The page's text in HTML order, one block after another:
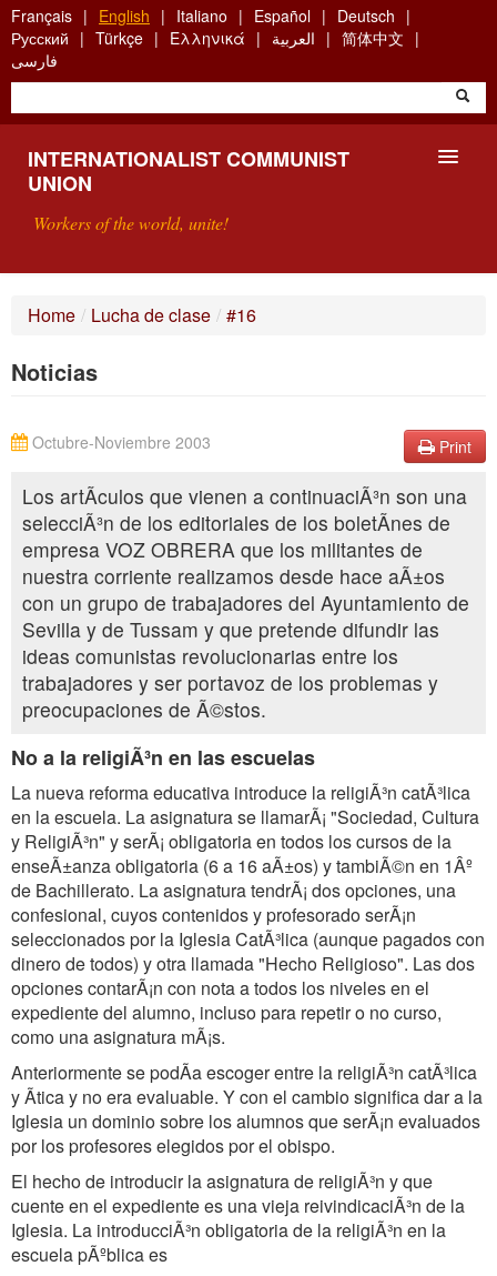
Skip
to
main
content
Français English Italiano Español
Deutsch
Русский
Türkçe Ελληνικά العربية
简体中文
فارسی
INTERNATIONALIST COMMUNIST
UNION
Workers of the world, unite!
CONTACT
Home / Lucha de clase / #16
Noticias
Print
Octubre-Noviembre 2003
Los artÃculos que vienen a continuaciÃ³n son una
selecciÃ³n de los editoriales de los boletÃnes de
empresa VOZ OBRERA que los militantes de
nuestra corriente realizamos desde hace aÃ±os
con un grupo de trabajadores del Ayuntamiento de
Sevilla y de Tussam y que pretende difundir las
ideas comunistas revolucionarias entre los
trabajadores y ser portavoz de los problemas y
preocupaciones de Ã©stos.
No a la religiÃ³n en las escuelas
La nueva reforma educativa introduce la religiÃ³n catÃ³lica
en la escuela. La asignatura se llamarÃ¡ "Sociedad, Cultura
y ReligiÃ³n" y serÃ¡ obligatoria en todos los cursos de la
enseÃ±anza obligatoria (6 a 16 aÃ±os) y tambiÃ©n en 1Âº
de Bachillerato. La asignatura tendrÃ¡ dos opciones, una
confesional, cuyos contenidos y profesorado serÃ¡n
seleccionados por la Iglesia CatÃ³lica (aunque pagados con
dinero de todos) y otra llamada "Hecho Religioso". Las dos
opciones contarÃ¡n con nota a todos los niveles en el
expediente del alumno, incluso para repetir o no curso,
como una asignatura mÃ¡s.
Anteriormente se podÃa escoger entre la religiÃ³n catÃ³lica
y Ãtica y no era evaluable. Y con el cambio significa dar a la
Iglesia un dominio sobre los alumnos que serÃ¡n evaluados
por los profesores elegidos por el obispo.
El hecho de introducir la asignatura de religiÃ³n y que
cuente en el expediente es una vieja reivindicaciÃ³n de la
Iglesia. La introducciÃ³n obligatoria de la religiÃ³n en la
escuela pÃºblica es